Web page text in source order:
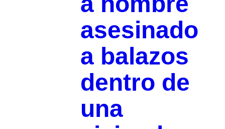
asesinado
a balazos
dentro de
una